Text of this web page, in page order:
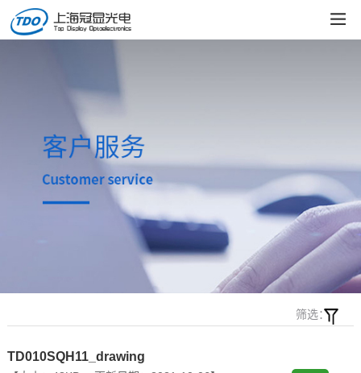
筛选：
TD010SQH11_drawing